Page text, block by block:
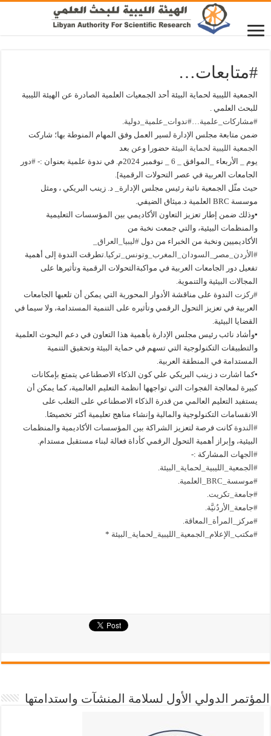
#متابعات…
الجمعية الليبية لحماية البيئة أحد الجمعيات العلمية الصادرة عن الهيئة الليبية
للبحث العلمي .
#مشاركات_علمية…#ندوات_علمية_دولية.
ضمن متابعة مجلس الإدارة لسير العمل وفق المهام المنوطة بها؛ شاركت
الجمعية الليبية لحماية البيئة حضورا وعن بعد
يوم _ الأربعاء _الموافق _ 6 _ نوفمبر 2024م. في ندوة علمية بعنوان :-
#دور
الجامعات العربية في عصر التحولات الرقمية].
حيث مثّل الجمعية نائبة رئيس مجلس الإدارة_ د. زينب البريكي ، ومثل
موسسة BRC العلمية د.ميثاق الضيفي.
▪︎وذلك ضمن إطار تعزيز التعاون الأكاديمي بين المؤسسات التعليمية
والمنظمات البيئية، والتي جمعت نخبة من
الأكاديميين ونخبة من الخبراء من دول#ليبيا_العراق_
#الأردن_مصر_السودان_المغرب_وتونس_تركيا.تطرقت الندوة إلى أهمية
تفعيل دور الجامعات العربية في مواكبةالتحولات الرقمية وتأثيرها على
المجالات البيئية والتنموية.
#ركزت الندوة على مناقشة الأدوار المحورية التي يمكن أن تلعبها الجامعات
العربية في تعزيز التحول الرقمي وتأثيره على التنمية المستدامة، ولا سيما في
القضايا البيئية.
▪︎وأشاد نائب رئيس مجلس الإدارة بأهمية هذا التعاون في دعم البحوث العلمية
والتطبيقات التكنولوجية التي تسهم في حماية البيئة وتحقيق التنمية
المستدامة في المنطقة العربية.
▪︎كما اشارت د زينب البريكي علي كون الذكاء الاصطناعي يتمتع بإمكانات
كبيرة لمعالجة الفجوات التي تواجهها أنظمة التعليم العالمية، كما يمكن أن
يستفيد التعليم العالمي من قدرة الذكاء الاصطناعي على التغلب على
الانقسامات التكنولوجية والمالية وإنشاء مناهج تعليمية أكثر تخصيصًا.
#الندوة كانت فرصة لتعزيز الشراكة بين المؤسسات الأكاديمية والمنظمات
البيئية، وإبراز أهمية التحول الرقمي كأداة فعالة لبناء مستقبل مستدام.
#الجهات المشاركة :-
#الجمعية_الليبية_لحماية_البيئة.
#موسسة_BRC_العلمية
.
#جامعة_تكريت.
#جامعة_الأردُنيَّة.
#مركز_المرأة_المعاقة.
#مكتب_الإعلام_الجمعية_الليبية_لحماية_البيئة *
المؤتمر الدولي الأول لسلامة المنشآت واستدامتها